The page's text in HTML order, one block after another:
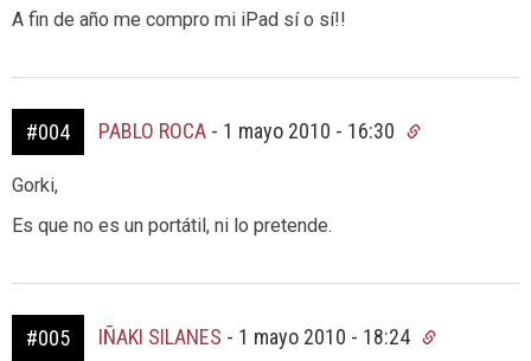
A fin de año me compro mi iPad sí o sí!!
#004 PABLO ROCA - 1 mayo 2010 - 16:30
Gorki,
Es que no es un portátil, ni lo pretende.
#005 IÑAKI SILANES - 1 mayo 2010 - 18:24